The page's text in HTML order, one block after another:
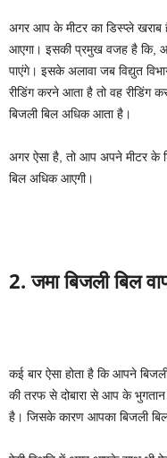
अगर आप के मीटर का डिस्प्ले खराब
आएगा। इसकी प्रमुख वजह है कि,
पाएंगे। इसके अलावा जब विद्युत
रीडिंग करने आता है तो वह रीडिंग
बिजली बिल अधिक आता है।
अगर ऐसा है, तो आप अपने मीटर के
बिल अधिक आएगी।
2. जमा बिजली बिल
कई बार ऐसा होता है कि आपने
की तरफ से दोबारा से आप के
है। जिसके कारण आपका बिजली